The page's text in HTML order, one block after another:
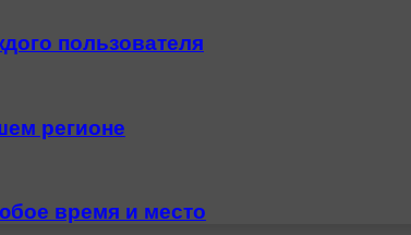
пользователя
регионе
время и место